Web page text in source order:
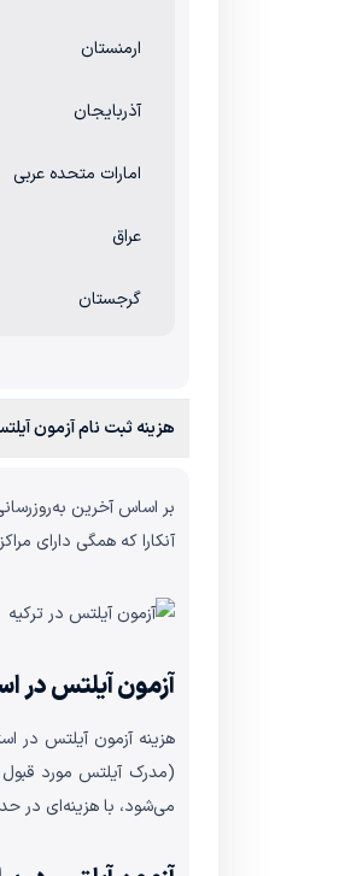
ارمنستان
آذربایجان
امارات متحده عربی
عراق
گرجستان
هزینه ثبت نام آزمون
بر اساس آخرین
آنکارا که همگی دارای
آزمون آیلتس در
می‌شود، با هزینه‌ای در حدود 9200 لیر برگزار